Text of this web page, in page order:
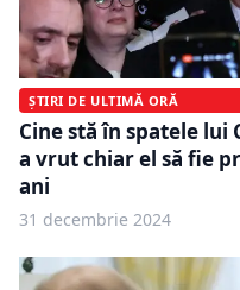
ȘTIRI DE ULTIMĂ ORĂ
Cine stă în spatele lui
a vrut chiar el să fie
ani
31 decembrie 2024